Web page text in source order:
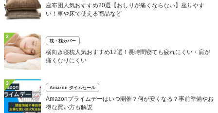
座布団人気おすすめ20選【おしりが痛くならない】座りやす
い！車や床で使える商品など
2
枕・枕カバー
横向き寝枕人気おすすめ12選！長時間寝ても疲れにくい・肩が
痛くなりにくい
3
Amazon タイムセール
Amazonプライムデーはいつ開催？何が安くなる？事前準備やお
得な買い方も解説